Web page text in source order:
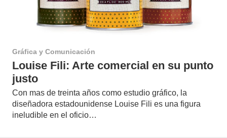
Gráfica y Comunicación
Louise Fili: Arte comercial en su punto
justo
Con mas de treinta años como estudio gráfico, la
diseñadora estadounidense Louise Fili es una figura
ineludible en el oficio…